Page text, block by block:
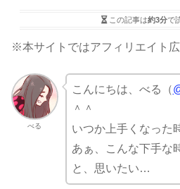
この記事は約3分で
※本サイトではアフィリエイト広
べる
こんにちは、べる（
＾＾
いつか上手くなった
あぁ、こんな下手な
と、思いたい…